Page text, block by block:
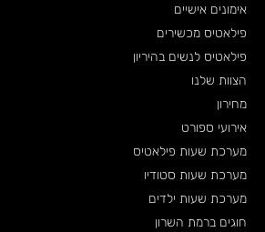
אימונים אישיים
פילאטיס מכשירים
פילאטיס לנשים בהיריון
הצוות שלנו
מחירון
אירועי ספורט
מערכת שעות פילאטיס
מערכת שעות סטודיו
מערכת שעות ילדים
חוגים ברמת השרון